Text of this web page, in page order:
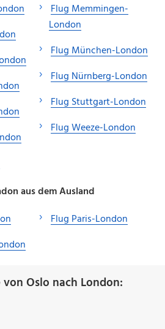
Flug Memmingen-
London
Flug München-London
Flug Nürnberg-London
Flug Stuttgart-London
Flug Weeze-London
aus dem Ausland
Flug Paris-London
Oslo nach London: